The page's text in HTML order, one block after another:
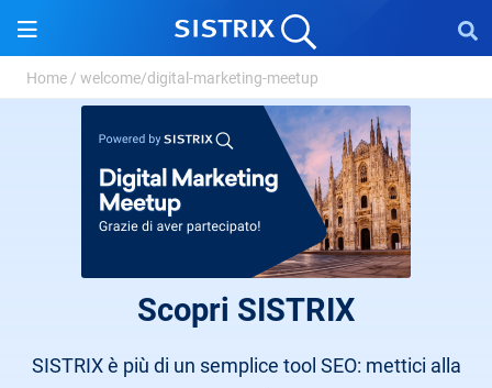
Home / welcome/digital-marketing-meetup
Scopri SISTRIX
SISTRIX è più di un semplice tool SEO: mettici alla